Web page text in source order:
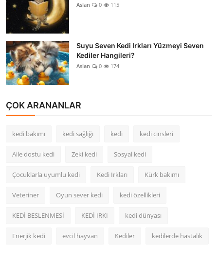
Aslan 0 115
Suyu Seven Kedi Irkları Yüzmeyi Seven
Kediler Hangileri?
Aslan 0 174
ÇOK ARANANLAR
kedi bakımı kedi sağlığı kedi kedi cinsleri
Aile dostu kedi Zeki kedi Sosyal kedi
Çocuklarla uyumlu kedi Kedi Irkları Kürk bakımı
Veteriner Oyun sever kedi kedi özellikleri
KEDİ BESLENMESİ KEDİ IRKI kedi dünyası
Enerjik kedi evcil hayvan Kediler kedilerde hastalık